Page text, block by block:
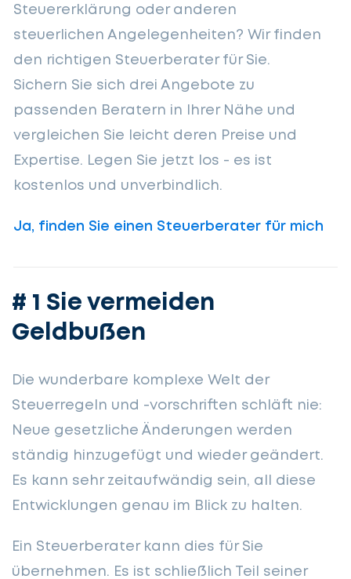
Steuererklärung oder anderen
steuerlichen Angelegenheiten? Wir finden
den richtigen Steuerberater für Sie.
Sichern Sie sich drei Angebote zu
passenden Beratern in Ihrer Nähe und
vergleichen Sie leicht deren Preise und
Expertise. Legen Sie jetzt los - es ist
kostenlos und unverbindlich.
Ja, finden Sie einen Steuerberater für mich
# 1 Sie vermeiden
Geldbußen
Die wunderbare komplexe Welt der
Steuerregeln und -vorschriften schläft nie:
Neue gesetzliche Änderungen werden
ständig hinzugefügt und wieder geändert.
Es kann sehr zeitaufwändig sein, all diese
Entwicklungen genau im Blick zu halten.
Ein Steuerberater kann dies für Sie
übernehmen. Es ist schließlich Teil seiner